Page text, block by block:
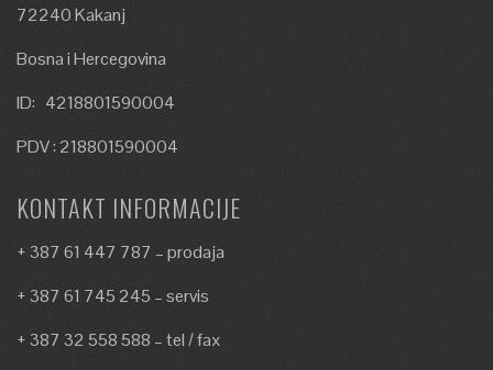
72240 Kakanj
Bosna i Hercegovina
ID: 4218801590004
PDV : 218801590004
KONTAKT INFORMACIJE
+ 387 61 447 787 – prodaja
+ 387 61 745 245 – servis
+ 387 32 558 588 – tel / fax